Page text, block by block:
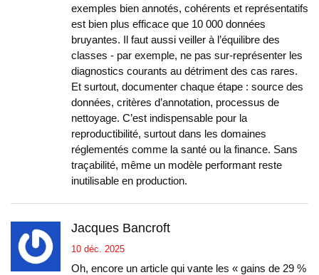
exemples bien annotés, cohérents et représentatifs
est bien plus efficace que 10 000 données
bruyantes. Il faut aussi veiller à l’équilibre des
classes - par exemple, ne pas sur-représenter les
diagnostics courants au détriment des cas rares.
Et surtout, documenter chaque étape : source des
données, critères d’annotation, processus de
nettoyage. C’est indispensable pour la
reproductibilité, surtout dans les domaines
réglementés comme la santé ou la finance. Sans
traçabilité, même un modèle performant reste
inutilisable en production.
Jacques Bancroft
10 déc. 2025
Oh, encore un article qui vante les « gains de 29 %